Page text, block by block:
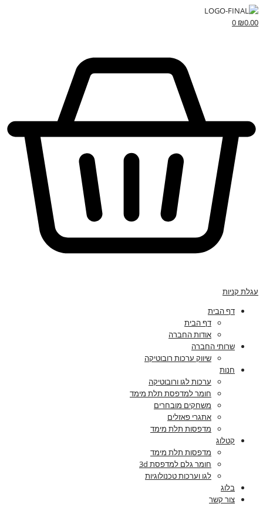
₪0.00
0
עגלת קניות
דף הבית
דף הבית
אודות החברה
שרותי החברה
שיווק ערכות רובוטיקה
חנות
ערכות לגו ורובוטיקה
חומר למדפסת תלת מימד
משחקים מובחרים
אתגרי פאזלים
מדפסות תלת מימד
קטלוג
מדפסות תלת מימד
חומר גלם למדפסת 3d
לגו וערכות טכנולוגיות
בלוג
צור קשר